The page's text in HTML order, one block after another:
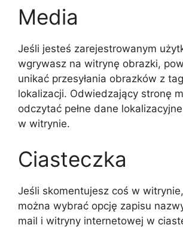
Media
Jeśli jesteś zarejestrowanym
wgrywasz na witrynę obrazki,
unikać przesyłania obrazków z
lokalizacji. Odwiedzający stronę
odczytać pełne dane
w witrynie.
Ciasteczka
Jeśli skomentujesz coś w
można wybrać opcję zapisu
mail i witryny internetowej w